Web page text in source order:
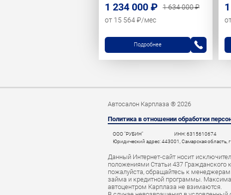
1 234 000 ₽
1 634 000 ₽
от 15 564 ₽/мес
Подробнее
Автосалон Карплаза ® 2026
Политика в отношении обработки
ООО "РУБИН" ИНН: 6315610674
Юридический адрес: 443001, Самарская область,
Данный Интернет-сайт носит
положениями Статьи 437 Гражданского
пожалуйста, обращайтесь к менеджерам
займа и кредитной программы.
автоцентром Карплаза не взимаются.